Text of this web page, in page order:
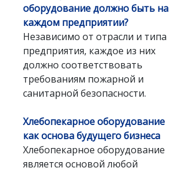
оборудование должно быть на
каждом предприятии?
Независимо от отрасли и типа
предприятия, каждое из них
должно соответствовать
требованиям пожарной и
санитарной безопасности.
Хлебопекарное оборудование
как основа будущего бизнеса
Хлебопекарное оборудование
является основой любой